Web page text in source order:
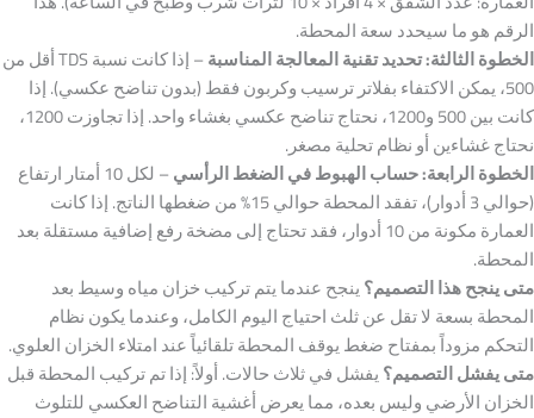
الرقم هو ما سيحدد سعة المحطة.
الخطوة الثالثة: تحديد تقنية المعالجة المناسبة
– إذا كانت نسبة TDS أقل من
500، يمكن الاكتفاء بفلاتر ترسيب وكربون فقط (بدون تناضح عكسي). إذا
كانت بين 500 و1200، نحتاج تناضح عكسي بغشاء واحد. إذا تجاوزت 1200،
نحتاج غشاءين أو نظام تحلية مصغر.
الخطوة الرابعة: حساب الهبوط في الضغط الرأسي
– لكل 10 أمتار ارتفاع
(حوالي 3 أدوار)، تفقد المحطة حوالي 15% من ضغطها الناتج. إذا كانت
العمارة مكونة من 10 أدوار، فقد تحتاج إلى مضخة رفع إضافية مستقلة بعد
المحطة.
متى ينجح هذا التصميم؟ينجح عندما يتم تركيب خزان مياه وسيط بعد
المحطة بسعة لا تقل عن ثلث احتياج اليوم الكامل، وعندما يكون نظام
التحكم مزوداً بمفتاح ضغط يوقف المحطة تلقائياً عند امتلاء الخزان العلوي.
متى يفشل التصميم؟يفشل في ثلاث حالات. أولاً: إذا تم تركيب المحطة قبل
الخزان الأرضي وليس بعده، مما يعرض أغشية التناضح العكسي للتلوث